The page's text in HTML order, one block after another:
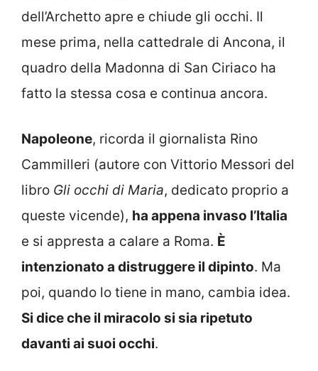
dell’Archetto apre e chiude gli occhi. Il
mese prima, nella cattedrale di Ancona, il
quadro della Madonna di San Ciriaco ha
fatto la stessa cosa e continua ancora.
Napoleone, ricorda il giornalista Rino
Cammilleri (autore con Vittorio Messori del
libro Gli occhi di Maria, dedicato proprio a
queste vicende), ha appena invaso l’Italia
e si appresta a calare a Roma. È
intenzionato a distruggere il dipinto. Ma
poi, quando lo tiene in mano, cambia idea.
Si dice che il miracolo si sia ripetuto
davanti ai suoi occhi.